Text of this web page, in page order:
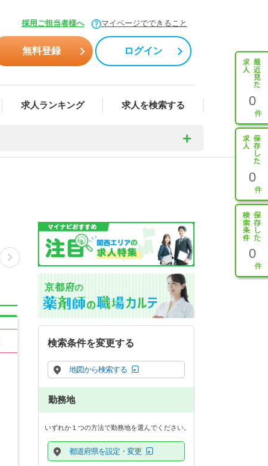
採用ご担当者様へ マイページでできること
無料登録 ログイン
求人ランキング 求人を検索する 0
0
0
京都府の
検索条件を変更する
地図から検索する
勤務地
いずれか１つの方法で勤務地を選んでください。
都道府県を設定・変更